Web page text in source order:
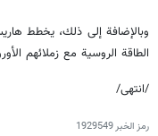
وبالإضافة إلى ذلك، يخطط
الطاقة الروسية مع زملائهم
/انتهى/
رمز الخبر1929549